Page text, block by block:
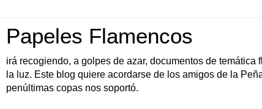
Papeles Flamencos
irá recogiendo, a golpes de azar, documentos de
la luz. Este blog quiere acordarse de los amigos de la
penúltimas copas nos soportó.